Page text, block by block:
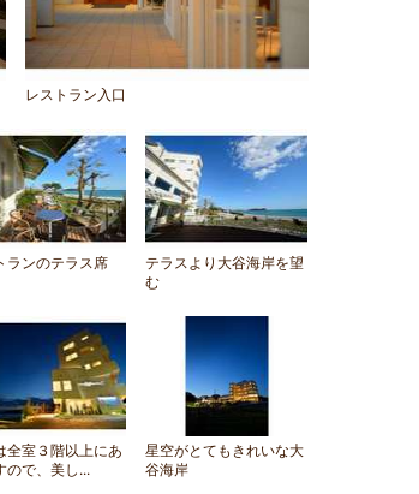
レストラン入口
ランのテラス席
テラスより大谷海岸を望
む
全室３階以上にあ
ので、美し...
星空がとてもきれいな大
谷海岸